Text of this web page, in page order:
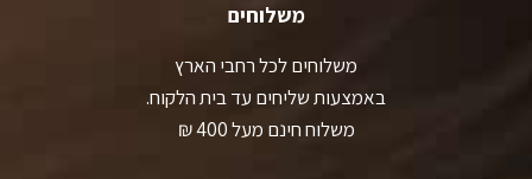
משלוחים
משלוחים לכל רחבי הארץ
באמצעות שליחים עד בית הלקוח.
משלוח חינם מעל 400 ₪